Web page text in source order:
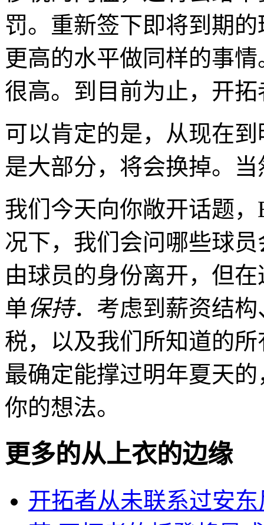
罚。重新签下即将到期
更高的水平做同样的事
很高。到目前为止，开
可以肯定的是，从现在
是大部分，将会换掉。
我们今天向你敞开话题，
况下，我们会问哪些球
由球员的身份离开，但
单保持．考虑到薪资结
税，以及我们所知道的
最确定能撑过明年夏天
你的想法。
更多的从上衣的边缘
开拓者从未联系过安东